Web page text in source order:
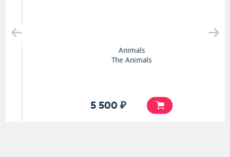
Animals
The Animals
5 500 ₽